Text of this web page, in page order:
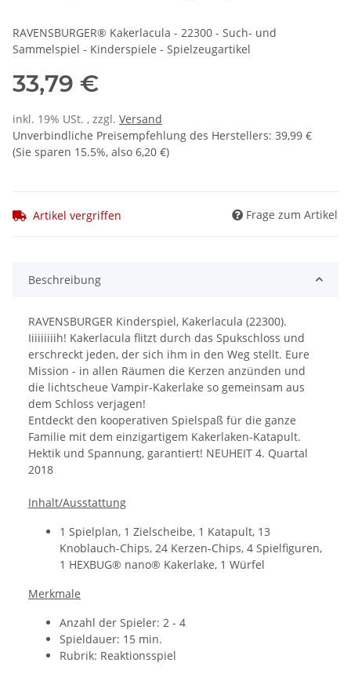
RAVENSBURGER® Kakerlacula - 22300 - Such- und
Sammelspiel - Kinderspiele - Spielzeugartikel
33,79 €
inkl. 19% USt. , zzgl. Versand
Unverbindliche Preisempfehlung des Herstellers: 39,99 €
(Sie sparen 15.5%, also 6,20 €)
Artikel vergriffen Frage zum Artikel
Beschreibung
RAVENSBURGER Kinderspiel, Kakerlacula (22300).
Iiiiiiiiih! Kakerlacula flitzt durch das Spukschloss und
erschreckt jeden, der sich ihm in den Weg stellt. Eure
Mission - in allen Räumen die Kerzen anzünden und
die lichtscheue Vampir-Kakerlake so gemeinsam aus
dem Schloss verjagen!
Entdeckt den kooperativen Spielspaß für die ganze
Familie mit dem einzigartigem Kakerlaken-Katapult.
Hektik und Spannung, garantiert! NEUHEIT 4. Quartal
2018
Inhalt/Ausstattung
1 Spielplan, 1 Zielscheibe, 1 Katapult, 13
Knoblauch-Chips, 24 Kerzen-Chips, 4 Spielfiguren,
1 HEXBUG® nano® Kakerlake, 1 Würfel
Merkmale
Anzahl der Spieler: 2 - 4
Spieldauer: 15 min.
Rubrik: Reaktionsspiel